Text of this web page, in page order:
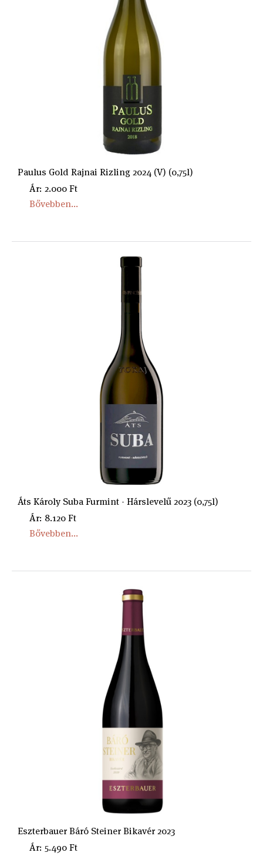
Paulus Gold Rajnai Rizling 2024 (V) (0,75l)
Ár: 2.000 Ft
Bővebben...
Áts Károly Suba Furmint - Hárslevelű 2023 (0,75l)
Ár: 8.120 Ft
Bővebben...
Eszterbauer Báró Steiner Bikavér 2023
Ár: 5.490 Ft